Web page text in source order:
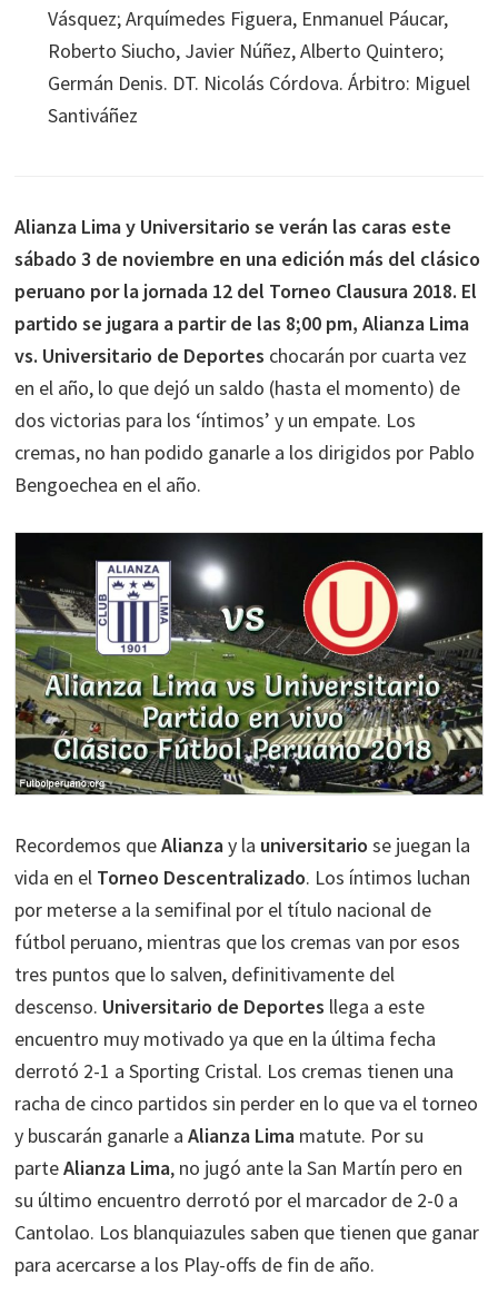
Vásquez; Arquímedes Figuera, Enmanuel Páucar,
Roberto Siucho, Javier Núñez, Alberto Quintero;
Germán Denis. DT. Nicolás Córdova. Árbitro: Miguel
Santiváñez
Alianza Lima y Universitario se verán las caras este
sábado 3 de noviembre en una edición más del clásico
peruano por la jornada 12 del Torneo Clausura 2018. El
partido se jugara a partir de las 8;00 pm, Alianza Lima
vs. Universitario de Deportes chocarán por cuarta vez
en el año, lo que dejó un saldo (hasta el momento) de
dos victorias para los ‘íntimos’ y un empate. Los
cremas, no han podido ganarle a los dirigidos por Pablo
Bengoechea en el año.
Recordemos queAlianzay la universitariose juegan la
vida en el Torneo Descentralizado. Los íntimos luchan
por meterse a la semifinal por el título nacional de
fútbol peruano, mientras que los cremas van por esos
tres puntos que lo salven, definitivamente del
descenso. Universitario de Deportes llega a este
encuentro muy motivado ya que en la última fecha
derrotó 2-1 a Sporting Cristal. Los cremas tienen una
racha de cinco partidos sin perder en lo que va el torneo
y buscarán ganarle aAlianza Lima matute. Por su
parteAlianza Lima, no jugó ante la San Martín pero en
su último encuentro derrotó por el marcador de 2-0 a
Cantolao. Los blanquiazules saben que tienen que ganar
para acercarse a los Play-offs de fin de año.